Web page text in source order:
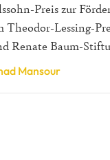
Preis zur
Theodor-Lessing-
Renate Baum-
Mansour